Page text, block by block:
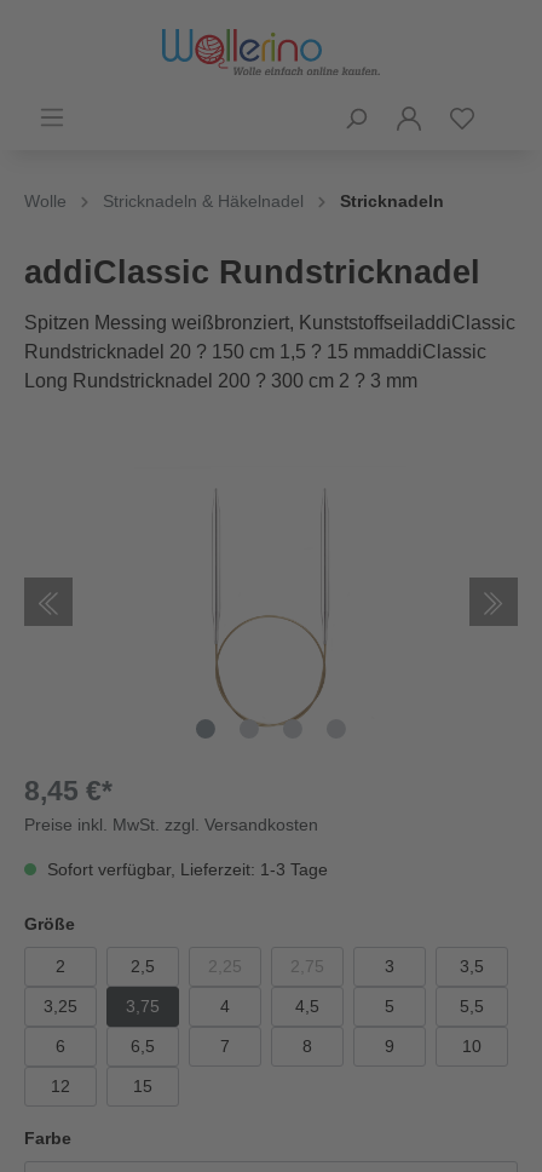
Wolle Stricknadeln & Häkelnadel Stricknadeln
addiClassic Rundstricknadel
Spitzen Messing weißbronziert, KunststoffseiladdiClassic
Rundstricknadel 20 ? 150 cm 1,5 ? 15 mmaddiClassic
Long Rundstricknadel 200 ? 300 cm 2 ? 3 mm
8,45 €*
Preise inkl. MwSt. zzgl. Versandkosten
Sofort verfügbar, Lieferzeit: 1-3 Tage
Größe
2 2,5 2,25 2,75 3 3,5
3,25 3,75 4 4,5 5 5,5
6 6,5 7 8 9 10
12 15
Farbe